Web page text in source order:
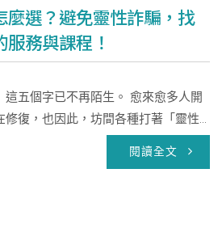
麼選？避免靈性詐騙，找
務與課程！
五個字已不再陌生。 愈來愈多人開
復，也因此，坊間各種打著「靈性...
閱讀全文